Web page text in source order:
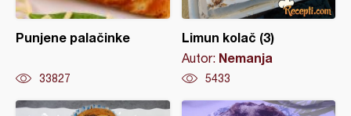
Punjene palačinke
33827
Limun kolač (3)
Autor: Nemanja
5433